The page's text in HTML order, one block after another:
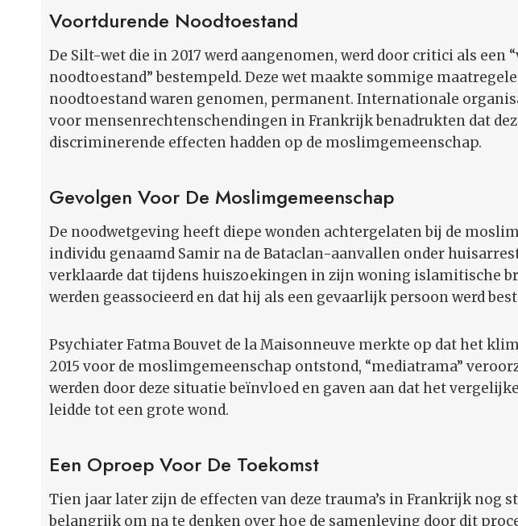
Voortdurende Noodtoestand
De Silt-wet die in 2017 werd aangenomen, werd door critici als een
noodtoestand” bestempeld. Deze wet maakte sommige
noodtoestand waren genomen, permanent. Internationale
voor mensenrechtenschendingen in Frankrijk benadrukten dat
discriminerende effecten hadden op de moslimgemeenschap.
Gevolgen Voor De Moslimgemeenschap
De noodwetgeving heeft diepe wonden achtergelaten bij de
individu genaamd Samir na de Bataclan-aanvallen onder
verklaarde dat tijdens huiszoekingen in zijn woning islamitische
werden geassocieerd en dat hij als een gevaarlijk persoon werd
Psychiater Fatma Bouvet de la Maisonneuve merkte op dat het
2015 voor de moslimgemeenschap ontstond, “mediatrama”
werden door deze situatie beïnvloed en gaven aan dat het
leidde tot een grote wond.
Een Oproep Voor De Toekomst
Tien jaar later zijn de effecten van deze trauma’s in Frankrijk nog
belangrijk om na te denken over hoe de samenleving door dit